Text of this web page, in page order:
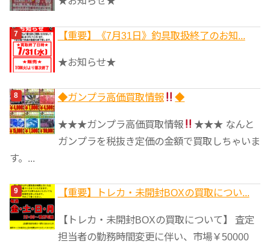
【重要】《7月31日》釣具取扱終了のお知...
★お知らせ★
◆ガンプラ高価買取情報 ◆
★★★ガンプラ高価買取情報
★★★ なんと
ガンプラを税抜き定価の金額で買取しちゃいま
す。...
【重要】トレカ・未開封BOXの買取につい...
【トレカ・未開封BOXの買取について】 査定
担当者の勤務時間変更に伴い、市場￥50000